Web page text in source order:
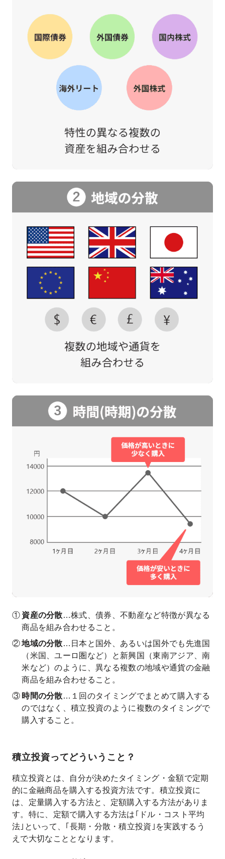
資産の分散…株式、債券、不動産など特徴が異なる
商品を組み合わせること。
地域の分散…日本と国外、あるいは国外でも先進国
（米国、ユーロ圏など）と新興国（東南アジア、南
米など）のように、異なる複数の地域や通貨の金融
商品を組み合わせること。
時間の分散…１回のタイミングでまとめて購入する
のではなく、積立投資のように複数のタイミングで
購入すること。
積立投資ってどういうこと？
積立投資とは、自分が決めたタイミング・金額で定期
的に金融商品を購入する投資方法です。積立投資に
は、定量購入する方法と、定額購入する方法がありま
す。特に、定額で購入する方法は｢ドル・コスト平均
法｣といって、｢長期・分散・積立投資｣を実践するう
えで大切なこととなります。